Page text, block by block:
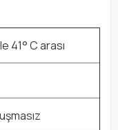
41° C arası